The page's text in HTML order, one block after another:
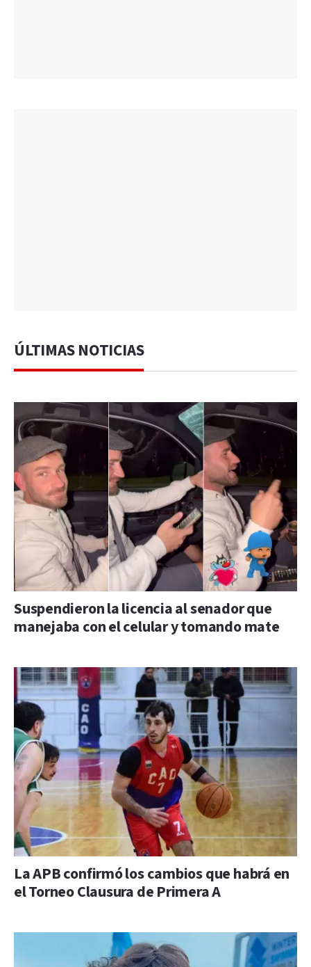
ÚLTIMAS NOTICIAS
Suspendieron la licencia al senador que
manejaba con el celular y tomando mate
La APB confirmó los cambios que habrá en
el Torneo Clausura de Primera A